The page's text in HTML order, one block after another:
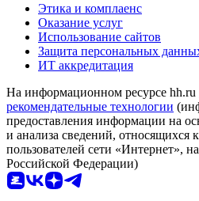
Этика и комплаенс
Оказание услуг
Использование сайтов
Защита персональных
ИТ аккредитация
На информационном ресурсе hh.ru
рекомендательные технологии
предоставления информации на
и анализа сведений, относящихся
пользователей сети «Интернет»,
Российской Федерации)